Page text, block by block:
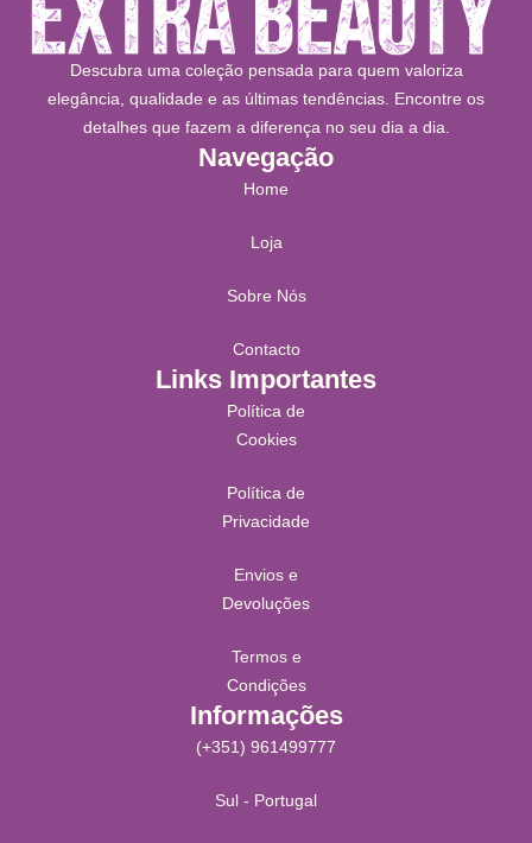
Descubra uma coleção pensada para quem valoriza
elegância, qualidade e as últimas tendências. Encontre os
detalhes que fazem a diferença no seu dia a dia.
Navegação
Home
Loja
Sobre Nós
Contacto
Links Importantes
Política de
Cookies
Política de
Privacidade
Envios e
Devoluções
Termos e
Condições
Informações
(+351) 961499777
Sul - Portugal